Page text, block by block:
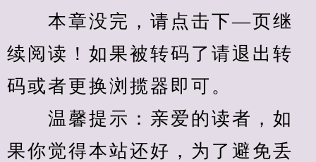
本章没完，请点击下—页继
续阅读！如果被转码了请退出转
码或者更换浏揽器即可。
温馨提示：亲爱的读者，如
果你觉得本站还好，为了避免丢